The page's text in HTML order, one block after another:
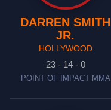
DARREN SMITH
JR.
HOLLYWOOD
23 - 14 - 0
POINT OF IMPACT MMA